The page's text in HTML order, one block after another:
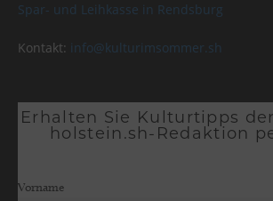
Spar- und Leihkasse in Rendsburg
Kontakt: info@kulturimsommer.sh
Erhalten Sie Kulturtipps
holstein.sh-Redaktion
Vorname